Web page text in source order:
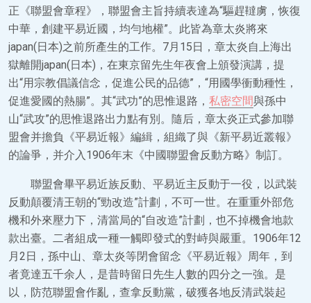
正《聯盟會章程》，聯盟會主旨持續表達為“驅趕韃虜，恢復
中華，創建平易近國，均勻地權”。此皆為章太炎將來
japan(日本)之前所產生的工作。7月15日，章太炎自上海出
獄離開japan(日本)，在東京留先生年夜會上頒發演講，提
出“用宗教倡議信念，促進公民的品德”，“用國學衝動種性，
促進愛國的熱腸”。其“武功”的思惟退路， 私密空間與孫中
山“武攻”的思惟退路出力點有別。隨后，章太炎正式參加聯
盟會并擔負《平易近報》編緝，組織了與《新平易近叢報》
的論爭，并介入1906年末《中國聯盟會反動方略》制訂。
聯盟會畢平易近族反動、平易近主反動于一役，以武裝
反動顛覆清王朝的“勁改造”計劃，不可一世。在重重外部危
機和外來壓力下，清當局的“自改造”計劃，也不掉機會地款
款出臺。二者組成一種一觸即發式的對峙與嚴重。1906年12
月2日，孫中山、章太炎等閉會留念《平易近報》周年，到
者竟達五千余人，是昔時留日先生人數的四分之一強。是
以，防范聯盟會作亂，查拿反動黨，破獲各地反清武裝起